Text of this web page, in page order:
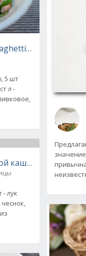
al crudo)
5 шт
л -
кашей
- лук
чеснок,